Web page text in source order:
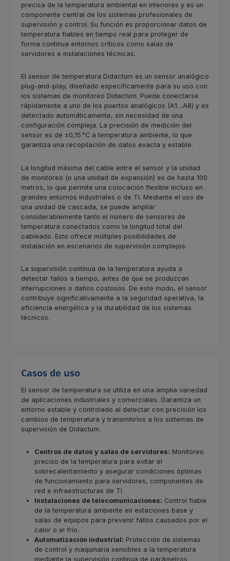
precisa de la temperatura ambiental en interiores y es un
componente central de los sistemas profesionales de
supervisión y control. Su función es proporcionar datos de
temperatura fiables en tiempo real para proteger de
forma continua entornos críticos como salas de
servidores e instalaciones técnicas.
El sensor de temperatura Didactum es un sensor analógico
plug-and-play, diseñado específicamente para su uso con
los sistemas de monitoreo Didactum. Puede conectarse
rápidamente a uno de los puertos analógicos (A1…A8) y es
detectado automáticamente, sin necesidad de una
configuración compleja. La precisión de medición del
sensor es de ±0,15 °C a temperatura ambiente, lo que
garantiza una recopilación de datos exacta y estable.
La longitud máxima del cable entre el sensor y la unidad
de monitoreo (o una unidad de expansión) es de hasta 100
metros, lo que permite una colocación flexible incluso en
grandes entornos industriales o de TI. Mediante el uso de
una unidad de cascada, se puede ampliar
considerablemente tanto el número de sensores de
temperatura conectados como la longitud total del
cableado. Esto ofrece múltiples posibilidades de
instalación en escenarios de supervisión complejos.
La supervisión continua de la temperatura ayuda a
detectar fallos a tiempo, antes de que se produzcan
interrupciones o daños costosos. De este modo, el sensor
contribuye significativamente a la seguridad operativa, la
eficiencia energética y la durabilidad de los sistemas
técnicos.
Casos de uso
El sensor de temperatura se utiliza en una amplia variedad
de aplicaciones industriales y comerciales. Garantiza un
entorno estable y controlado al detectar con precisión los
cambios de temperatura y transmitirlos a los sistemas de
supervisión de Didactum.
Centros de datos y salas de servidores: Monitoreo
preciso de la temperatura para evitar el
sobrecalentamiento y asegurar condiciones óptimas
de funcionamiento para servidores, componentes de
red e infraestructuras de TI.
Instalaciones de telecomunicaciones: Control fiable
de la temperatura ambiente en estaciones base y
salas de equipos para prevenir fallos causados por el
calor o el frío.
Automatización industrial: Protección de sistemas
de control y maquinaria sensibles a la temperatura
mediante la supervisión continua de parámetros